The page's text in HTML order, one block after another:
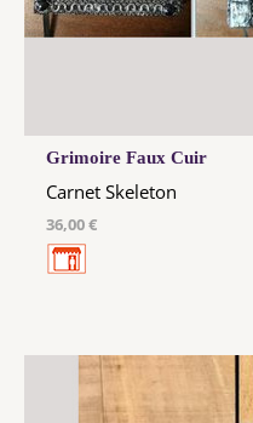
Grimoire Faux Cuir
Carnet Skeleton
36,00 €